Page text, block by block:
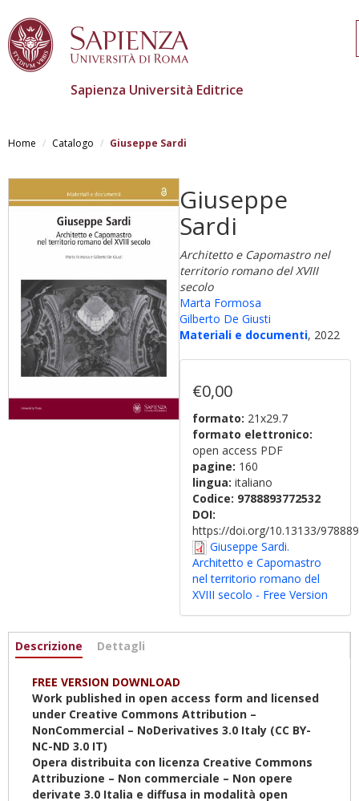
contenuto
Sapienza Università Editrice
Home Catalogo Giuseppe Sardi
Giuseppe
Sardi
Architetto e Capomastro nel
territorio romano del XVIII
secolo
Marta Formosa
Gilberto De Giusti
Materiali e documenti, 2022
€0,00
formato: 21x29.7
formato elettronico:
open access PDF
pagine: 160
lingua: italiano
Codice: 9788893772532
DOI:
https://doi.org/10.13133/
Giuseppe Sardi.
Architetto e Capomastro
nel territorio romano del
XVIII secolo - Free Version
Informazioni
Descrizione (scheda
Dettagli
FREE VERSION DOWNLOAD
Work published in open access form and licensed
under Creative Commons Attribution –
NonCommercial – NoDerivatives 3.0 Italy (CC BY-
NC-ND 3.0 IT)
Opera distribuita con licenza Creative Commons
Attribuzione – Non commerciale – Non opere
derivate 3.0 Italia e diffusa in modalità open